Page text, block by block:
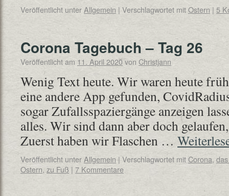
Veröffentlicht unterAllgemein | Verschlagwortet mitOstern | 5
Corona Tagebuch – Tag 26
Veröffentlicht am 11. April 2020 von Christjann
Wenig Text heute. Wir waren heute
eine andere App gefunden,
sogar Zufallsspaziergänge anzeigen
alles. Wir sind dann aber doch
Zuerst haben wir Flaschen …
Veröffentlicht unterAllgemein | Verschlagwortet mitCorona,
Ostern, zu Fuß | 7 Kommentare